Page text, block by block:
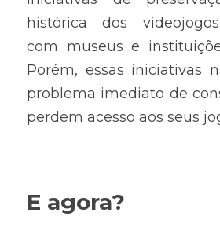
histórica dos
com museus e
Porém, essas iniciativas
problema imediato de
perdem acesso aos seus
E agora?